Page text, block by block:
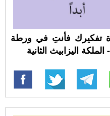
تفكيرك فأنتِ في ورطة
اليزابيث الثانية